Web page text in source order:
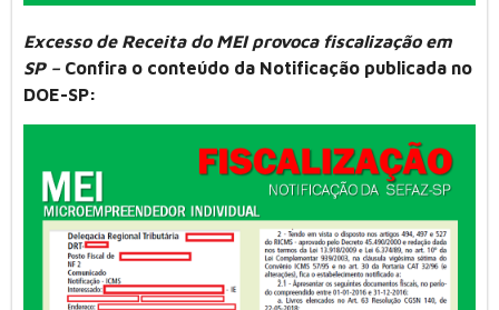
Excesso de Receita do MEI provoca fiscalização em
SP – Confira o conteúdo da Notificação publicada no
DOE-SP: